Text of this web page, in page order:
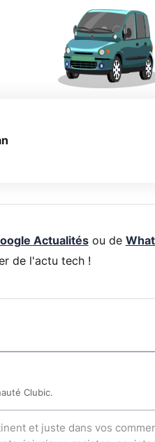
Actualitésou de
de l'actu tech !
Clubic.